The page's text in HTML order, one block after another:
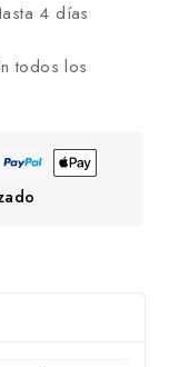
4 días
todos los